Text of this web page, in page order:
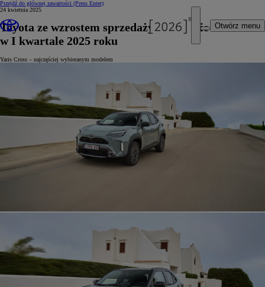
Przejdź do głównej zawartości (Press Enter)
Otwórz menu
24 kwietnia 2025
Toyota ze wzrostem sprzedaży w Europie
w I kwartale 2025 roku
Yaris Cross – najczęściej wybieranym modelem